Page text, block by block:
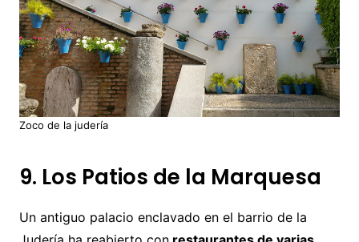
Zoco de la judería
9. Los Patios de la Marquesa
Un antiguo palacio enclavado en el barrio de la